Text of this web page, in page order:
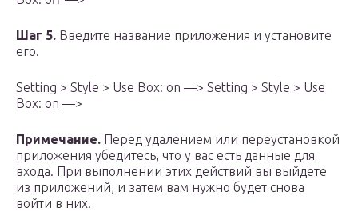
Шаг 5. Введите название приложения и установите
его.
Setting > Style > Use Box: on —> Setting > Style > Use
Box: on —>
Примечание. Перед удалением или переустановкой
приложения убедитесь, что у вас есть данные для
входа. При выполнении этих действий вы выйдете
из приложений, и затем вам нужно будет снова
войти в них.